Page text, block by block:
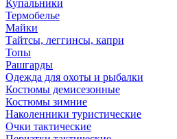
Купальники
Термобелье
Майки
Тайтсы, леггинсы, капри
Топы
Рашгарды
Одежда для охоты и рыбалки
Костюмы демисезонные
Костюмы зимние
Наколенники туристические
Очки тактические